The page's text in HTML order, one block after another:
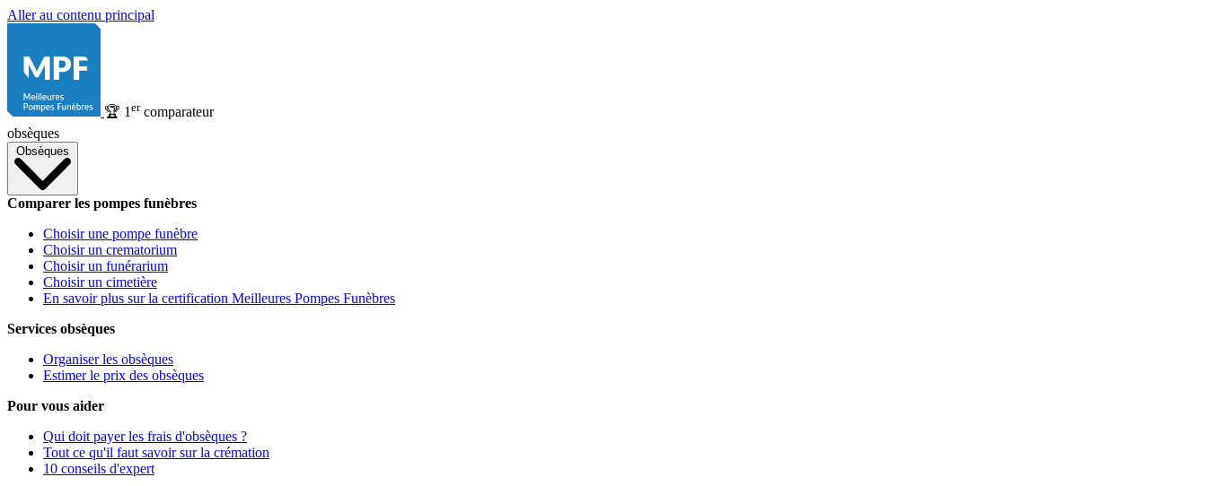
Aller au contenu principal
🏆 1 ercomparateur
obsèques
Obsèques
Comparer les pompes funèbres
Choisir une pompe funèbre
Choisir un crematorium
Choisir un funérarium
Choisir un cimetière
En savoir plus sur la certification Meilleures Pompes Funèbres
Services obsèques
Organiser les obsèques
Estimer le prix des obsèques
Pour vous aider
Qui doit payer les frais d'obsèques ?
Tout ce qu'il faut savoir sur la crémation
10 conseils d'expert